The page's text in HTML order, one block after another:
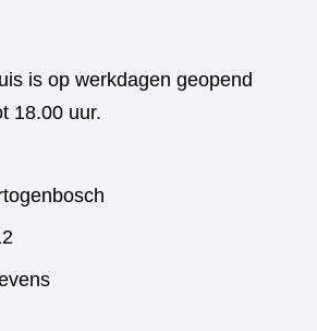
is op werkdagen geopend
18.00 uur.